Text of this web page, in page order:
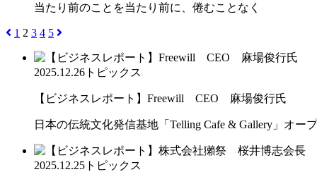
当たり前のことを当たり前に、倦むことなく
1 2 3 4 5
2025.12.26 トピックス
【ビジネスレポート】Freewill CEO 麻場俊行氏
日本の伝統文化発信基地「Telling Cafe & Gallery」オー
2025.12.25 トピックス